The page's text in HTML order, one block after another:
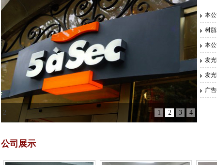
3 1 2 3 4
本
树
本
发
发
广
公司展示